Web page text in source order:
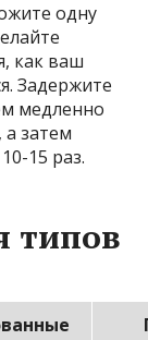
одну
как ваш
Задержите
медленно
а затем
15 раз.
типов